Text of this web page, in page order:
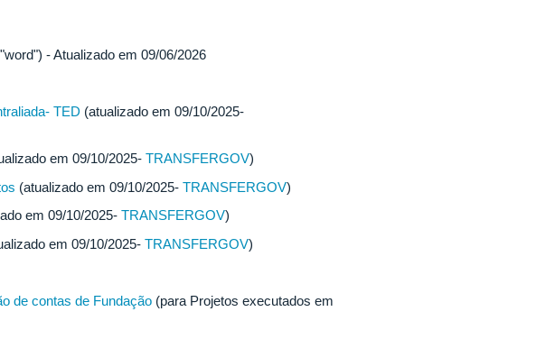
- Atualizado em 09/06/2026
TED (atualizado em 09/10/2025-
em 09/10/2025- TRANSFERGOV)
(atualizado em 09/10/2025- TRANSFERGOV)
em 09/10/2025- TRANSFERGOV)
em 09/10/2025- TRANSFERGOV)
de contas de Fundação (para Projetos executados em